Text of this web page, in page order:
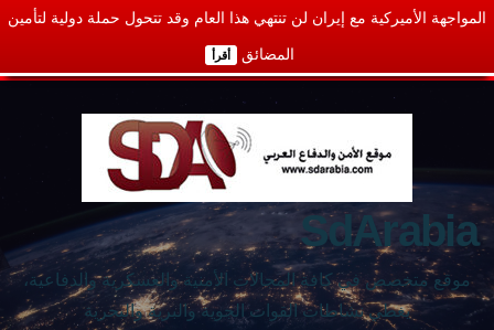
المواجهة الأميركية مع إيران لن تنتهي هذا العام وقد تتحول حملة دولية لتأمين
المضائق أقرأ
SdArabia
موقع متخصص في كافة المجالات الأمنية والعسكرية والدفاعية،
يغطي نشاطات القوات الجوية والبرية والبحرية